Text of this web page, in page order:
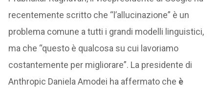
recentemente scritto che “l’allucinazione” è un
problema comune a tutti i grandi modelli linguistici,
ma che “questo è qualcosa su cui lavoriamo
costantemente per migliorare”. La presidente di
Anthropic Daniela Amodei ha affermato che è